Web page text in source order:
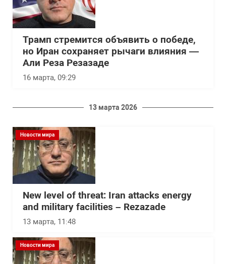
Трамп стремится объявить о победе,
но Иран сохраняет рычаги влияния —
Али Реза Резазаде
16 марта, 09:29
13 марта 2026
Новости мира
New level of threat: Iran attacks energy
and military facilities – Rezazade
13 марта, 11:48
Новости мира